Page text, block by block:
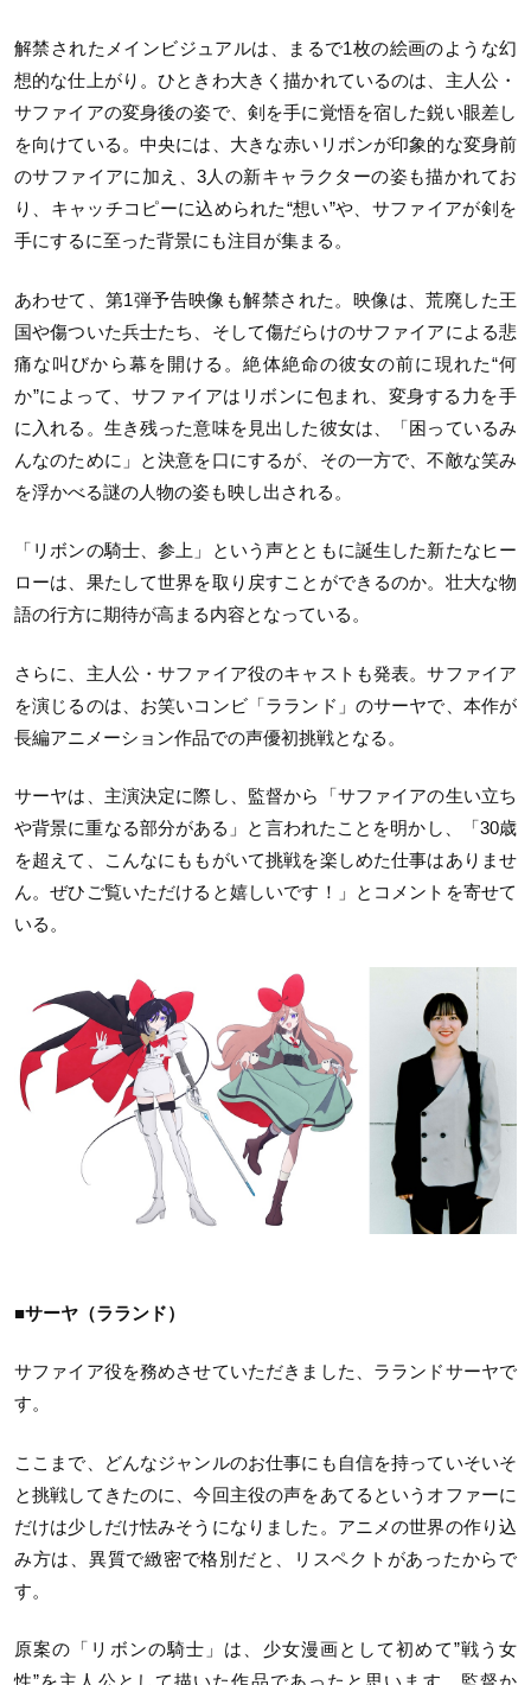
解禁されたメインビジュアルは、まるで1枚の絵画のような幻
想的な仕上がり。ひときわ大きく描かれているのは、主人公・
サファイアの変身後の姿で、剣を手に覚悟を宿した鋭い眼差し
を向けている。中央には、大きな赤いリボンが印象的な変身前
のサファイアに加え、3人の新キャラクターの姿も描かれてお
り、キャッチコピーに込められた“想い”や、サファイアが剣を
手にするに至った背景にも注目が集まる。
あわせて、第1弾予告映像も解禁された。映像は、荒廃した王
国や傷ついた兵士たち、そして傷だらけのサファイアによる悲
痛な叫びから幕を開ける。絶体絶命の彼女の前に現れた“何
か”によって、サファイアはリボンに包まれ、変身する力を手
に入れる。生き残った意味を見出した彼女は、「困っているみ
んなのために」と決意を口にするが、その一方で、不敵な笑み
を浮かべる謎の人物の姿も映し出される。
「リボンの騎士、参上」という声とともに誕生した新たなヒー
ローは、果たして世界を取り戻すことができるのか。壮大な物
語の行方に期待が高まる内容となっている。
さらに、主人公・サファイア役のキャストも発表。サファイア
を演じるのは、お笑いコンビ「ラランド」のサーヤで、本作が
長編アニメーション作品での声優初挑戦となる。
サーヤは、主演決定に際し、監督から「サファイアの生い立ち
や背景に重なる部分がある」と言われたことを明かし、「30歳
を超えて、こんなにももがいて挑戦を楽しめた仕事はありませ
ん。ぜひご覧いただけると嬉しいです！」とコメントを寄せて
いる。
■サーヤ（ラランド）
サファイア役を務めさせていただきました、ラランドサーヤで
す。
ここまで、どんなジャンルのお仕事にも自信を持っていそいそ
と挑戦してきたのに、今回主役の声をあてるというオファーに
だけは少しだけ怯みそうになりました。アニメの世界の作り込
み方は、異質で緻密で格別だと、リスペクトがあったからで
す。
原案の「リボンの騎士」は、少女漫画として初めて”戦う女
性”を主人公として描いた作品であったと思います。監督か